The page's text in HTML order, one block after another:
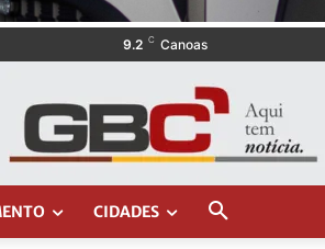
9.2 C Canoas
CIDADES